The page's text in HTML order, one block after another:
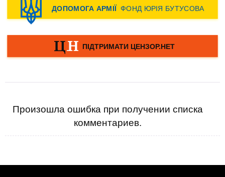
Произошла ошибка при получении списка
комментариев.